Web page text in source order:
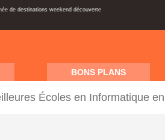
de destinations weekend découverte
BONS PLANS
Écoles en Informatique